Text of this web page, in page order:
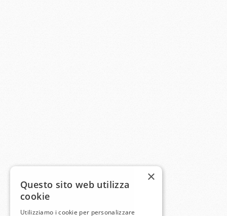
×
Questo sito web utilizza
cookie
Utilizziamo i cookie per personalizzare